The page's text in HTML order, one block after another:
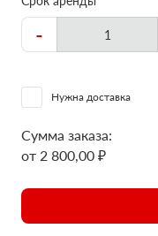
-
Нужна доставка
Сумма заказа:
от 2 800,00 ₽